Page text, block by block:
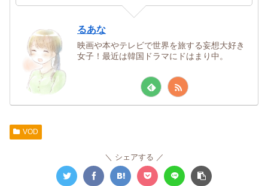
るあな
映画や本やテレビで世界を旅する妄想大好き
女子！最近は韓国ドラマにドはまり中。
VOD
シェアする